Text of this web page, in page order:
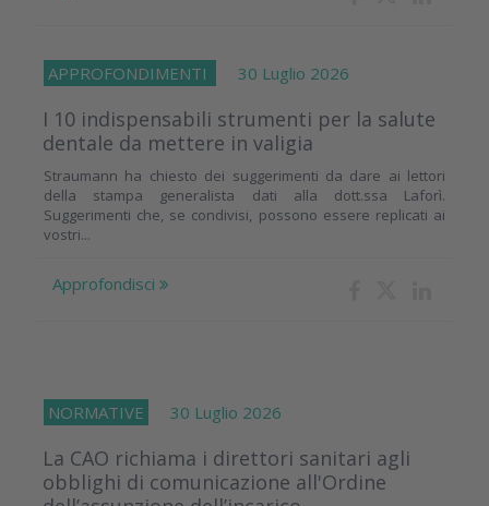
APPROFONDIMENTI 30 Luglio 2026
I 10 indispensabili strumenti per la salute
dentale da mettere in valigia
Straumann ha chiesto dei suggerimenti da dare ai lettori
della stampa generalista dati alla dott.ssa Laforì.
Suggerimenti che, se condivisi, possono essere replicati ai
vostri...
Approfondisci
NORMATIVE 30 Luglio 2026
La CAO richiama i direttori sanitari agli
obblighi di comunicazione all'Ordine